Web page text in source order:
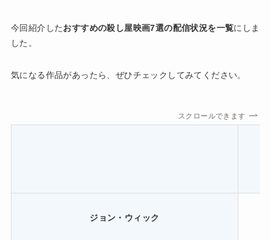
今回紹介したおすすめの殺し屋映画7選の配信状況を一覧にしま
した。
気になる作品があったら、ぜひチェックしてみてください。
スクロールできます
ジョン・ウィック